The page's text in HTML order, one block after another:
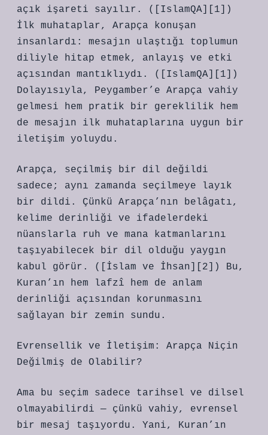
açık işareti sayılır. ([IslamQA][1])
İlk muhataplar, Arapça konuşan
insanlardı: mesajın ulaştığı toplumun
diliyle hitap etmek, anlayış ve etki
açısından mantıklıydı. ([IslamQA][1])
Dolayısıyla, Peygamber’e Arapça vahiy
gelmesi hem pratik bir gereklilik hem
de mesajın ilk muhataplarına uygun bir
iletişim yoluydu.
Arapça, seçilmiş bir dil değildi
sadece; aynı zamanda seçilmeye layık
bir dildi. Çünkü Arapça’nın belâgatı,
kelime derinliği ve ifadelerdeki
nüanslarla ruh ve mana katmanlarını
taşıyabilecek bir dil olduğu yaygın
kabul görür. ([İslam ve İhsan][2]) Bu,
Kuran’ın hem lafzî hem de anlam
derinliği açısından korunmasını
sağlayan bir zemin sundu.
Evrensellik ve İletişim: Arapça Niçin
Değilmiş de Olabilir?
Ama bu seçim sadece tarihsel ve dilsel
olmayabilirdi — çünkü vahiy, evrensel
bir mesaj taşıyordu. Yani, Kuran’ın